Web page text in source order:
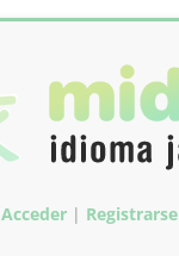
Acceder| Registrarse